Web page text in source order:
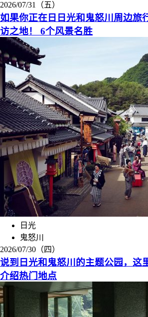
2026/07/31（五）
如果你正在日日光和鬼怒川周边旅
访之地！ 6个风景名胜
日光
鬼怒川
2026/07/30（四）
说到日光和鬼怒川的主题公园，这
介绍热门地点